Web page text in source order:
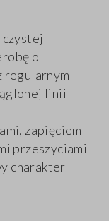
czystej
o
regularnym
linii
zapięciem
przeszyciami
charakter